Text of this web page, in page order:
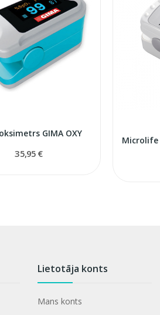
GIMA OXY
35,95 €
Lietotāja konts
Mans konts